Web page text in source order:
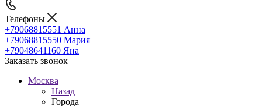
Телефоны
+79068815551 Анна
+79068815550 Мария
+79048641160 Яна
Заказать звонок
Москва
Назад
Города